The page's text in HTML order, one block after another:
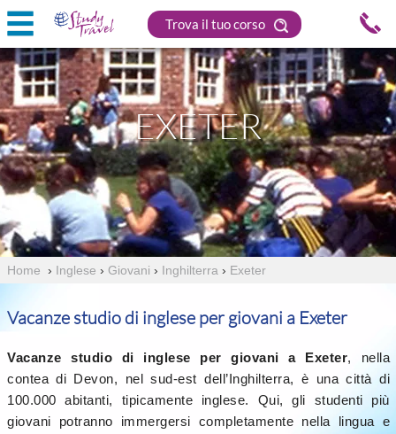
Trova il tuo corso
EXETER
Home › Inglese › Giovani › Inghilterra › Exeter
Vacanze studio di inglese per giovani a Exeter
Vacanze studio di inglese per giovani a Exeter, nella
contea di Devon, nel sud-est dell’Inghilterra, è una città di
100.000 abitanti, tipicamente inglese. Qui, gli studenti più
giovani potranno immergersi completamente nella lingua e